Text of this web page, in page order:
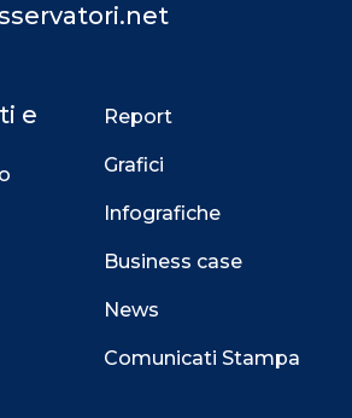
e
Report
Grafici
Infografiche
Business case
News
Comunicati Stampa